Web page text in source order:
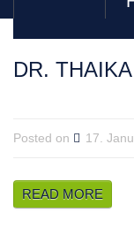
DR.
Posted on 17.
READ MORE